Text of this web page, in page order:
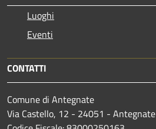
Luoghi
Eventi
CONTATTI
Comune di Antegnate
Via Castello, 12 - 24051 - Antegnate